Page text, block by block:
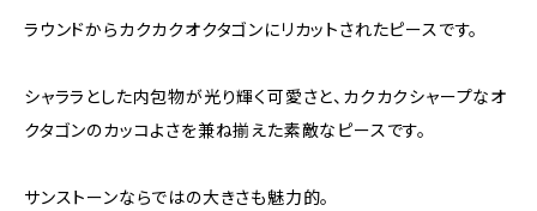
ラウンドからカクカクオクタゴンにリカットされたピースです。
シャララとした内包物が光り輝く可愛さと、カクカクシャープなオ
クタゴンのカッコよさを兼ね揃えた素敵なピースです。
サンストーンならではの大きさも魅力的。